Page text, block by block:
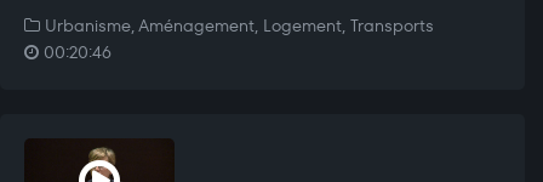
Urbanisme, Aménagement, Logement, Transports
00:20:46